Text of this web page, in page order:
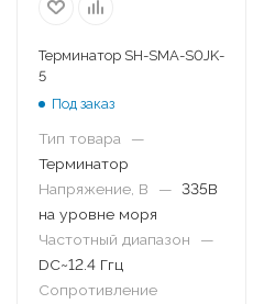
Терминатор SH-SMA-S0JK-
5
Под заказ
Тип товара
—
Терминатор
Напряжение, В
— 335В
на уровне моря
Частотный диапазон
—
DC~12.4 Ггц
Сопротивление